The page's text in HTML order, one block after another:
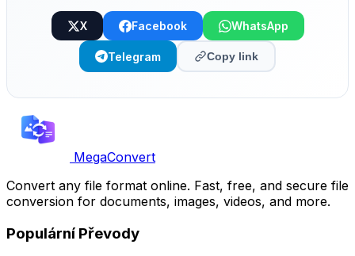
X Facebook WhatsApp
Telegram Copy link
MegaConvert
Convert any file format online. Fast, free, and secure file
conversion for documents, images, videos, and more.
Populární Převody